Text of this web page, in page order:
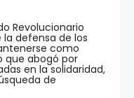
Revolucionario
la defensa de los
como
que abogó por
en la solidaridad,
de